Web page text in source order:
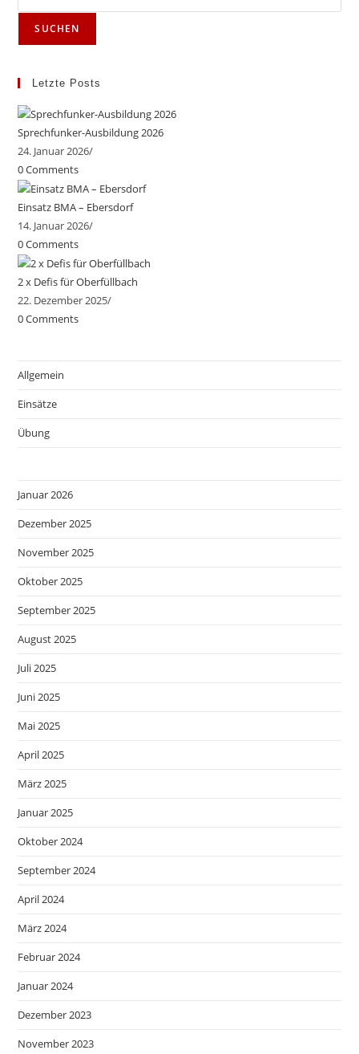
SUCHEN
Letzte Posts
Sprechfunker-Ausbildung 2026
24. Januar 2026/
0 Comments
Einsatz BMA – Ebersdorf
14. Januar 2026/
0 Comments
2 x Defis für Oberfüllbach
22. Dezember 2025/
0 Comments
Allgemein
Einsätze
Übung
Januar 2026
Dezember 2025
November 2025
Oktober 2025
September 2025
August 2025
Juli 2025
Juni 2025
Mai 2025
April 2025
März 2025
Januar 2025
Oktober 2024
September 2024
April 2024
März 2024
Februar 2024
Januar 2024
Dezember 2023
November 2023